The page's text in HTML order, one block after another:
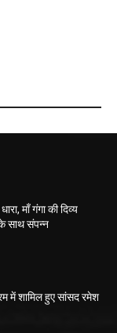
माँ गंगा की दिव्य
साथ संपन्न
में शामिल हुए सांसद रमेश